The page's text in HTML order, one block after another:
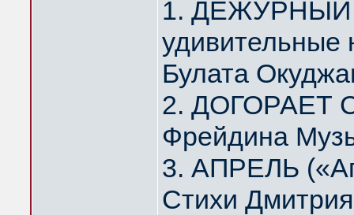
1. ДЕЖУРНЫЙ
Булата
2. ДОГОРАЕТ
Фрейдина
3. АПРЕЛЬ
Стихи